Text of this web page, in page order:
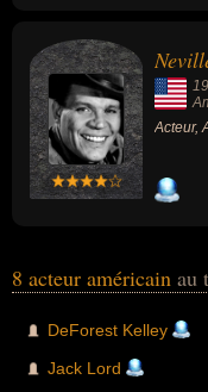
Acteur,
8 acteur américain au
DeForest Kelley
Jack Lord